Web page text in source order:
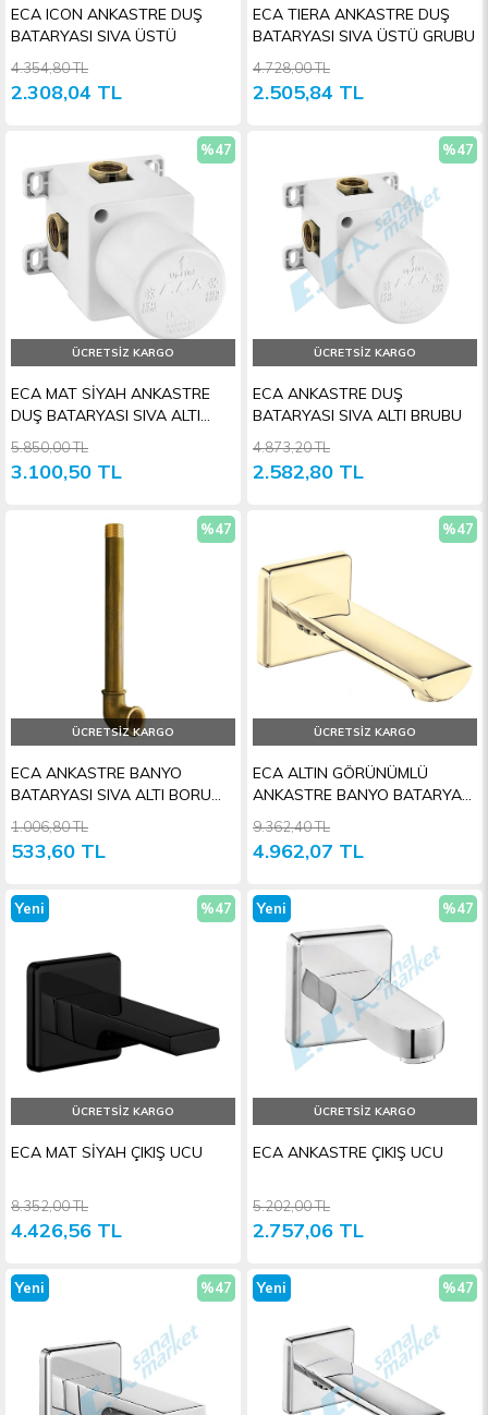
ECA ICON ANKASTRE DUŞ
BATARYASI SIVA ÜSTÜ
2.308,04 TL
4.354,80 TL
ECA TIERA ANKASTRE DUŞ
BATARYASI SIVA ÜSTÜ GRUBU
2.505,84 TL
4.728,00 TL
ECA MAT SİYAH ANKASTRE
DUŞ BATARYASI SIVA ALTI
GRUBU
3.100,50 TL
5.850,00 TL
%47
ÜCRETSIZ KARGO
ECA ANKASTRE DUŞ
BATARYASI SIVA ALTI BRUBU
2.582,80 TL
4.873,20 TL
%47
ÜCRETSIZ KARGO
ECA ANKASTRE BANYO
BATARYASI SIVA ALTI BORU
GRUBU
533,60 TL
1.006,80 TL
%47
ÜCRETSIZ KARGO
ECA ALTIN GÖRÜNÜMLÜ
ANKASTRE BANYO BATARYASI
ÇIKIŞ UCU
4.962,07 TL
9.362,40 TL
%47
ÜCRETSIZ KARGO
ECA MAT SİYAH ÇIKIŞ UCU
4.426,56 TL
8.352,00 TL
%47
ÜCRETSIZ KARGO
Yeni
ECA ANKASTRE ÇIKIŞ UCU
2.757,06 TL
5.202,00 TL
%47
ÜCRETSIZ KARGO
Yeni
Ürün
%47
Yeni
%47
Yeni